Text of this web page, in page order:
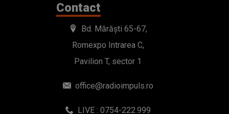
Contact
Bd. Mărăști 65-67,
Romexpo Intrarea C,
Pavilion T, sector 1
office@radioimpuls.ro
LIVE : 0754-222.999